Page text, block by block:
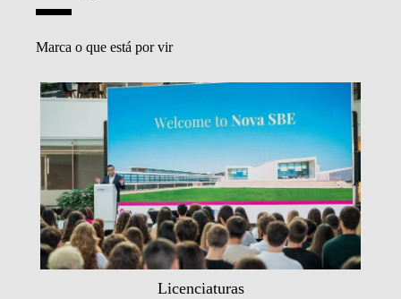
Marca o que está por vir
Licenciaturas